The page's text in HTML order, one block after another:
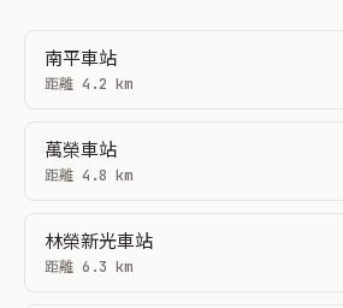
南平車站
距離 4.2 km
萬榮車站
距離 4.8 km
林榮新光車站
距離 6.3 km